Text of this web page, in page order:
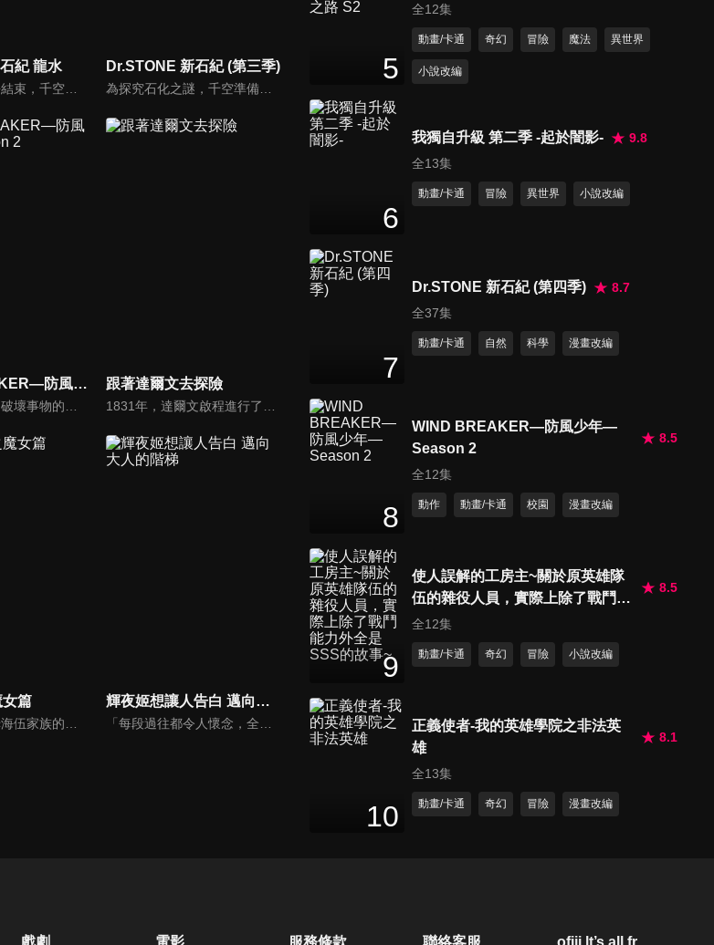
紀 龍水 Dr.STONE 新石紀 (第三季)
為探究石化之謎，千空準備啟程至石化發生源南美洲，他們促進了農耕和畜牧技術，並完成引擎的帆船「珀爾修斯」。千空率領成員出航前往百夜等人曾經居住的島嶼「寶島」，與島上的統治者荊棘及其部下交戰，並奪得石化裝置、取得勝利。位於石神村的琉璃用無線電向千空詢問進展，但通訊卻遭到攔劫...。
WIND BREAKER—防風少年— Season 2 跟著達爾文去探險
篇
名門貴族凡多姆海伍家族的執事，賽巴斯欽·米卡艾利斯，與年僅13歲的主人謝爾・凡多姆海伍一同擔任“女王的看門犬”，處理黑暗社會中的骯髒事務。奉女王之命，賽巴斯欽與謝爾前往德國調查一連串離奇的死亡事件。在追查被傳言“只要踏入便會遭詛咒而死”的“狼人之森”真相時，駭人的詛咒悄然降臨。
輝夜姬想讓人告白 邁向大人的階梯
「每段過往都令人懷念，全都是無可取代的寶貴回憶。」秀知院學園是秀才雲集的菁英學校，在學生會中擔任學生會副會長・四宮輝夜遇見了學生會長・白銀御行。兩人歷經漫長的戀愛頭腦戰，最後終於開始交往……。時光流逝，輝夜獨自在房內翻閱相簿。相簿內都是她與白銀及秀知院學園的夥伴們一起度過的回憶照片。沉浸在回憶之中的輝夜每翻過一頁，回憶就湧上她的心頭。
24分鐘
第17集 兇悍又美麗
第18集 DIAMOND HEART
第20集 過去想要消除的東西
24分鐘
24分鐘
5
全12集
動畫/卡通 奇幻 冒險 魔法 異世界
小說改編
6
我獨自升級 第二季 -起於闇影-
9.8
全13集
動畫/卡通 冒險 異世界 小說改編
7
Dr.STONE 新石紀 (第四季)
8.7
全37集
動畫/卡通 自然 科學 漫畫改編
8
WIND BREAKER—防風少年—
Season 2
8.5
全12集
動作 動畫/卡通 校園 漫畫改編
9
使人誤解的工房主~關於原英雄隊
伍的雜役人員，實際上除了戰鬥能
力外全是SSS的故事~
8.5
全12集
動畫/卡通 奇幻 冒險 小說改編
10
正義使者-我的英雄學院之非法英
雄
8.1
全13集
動畫/卡通 奇幻 冒險 漫畫改編
戲劇 電影 服務條款 聯絡客服